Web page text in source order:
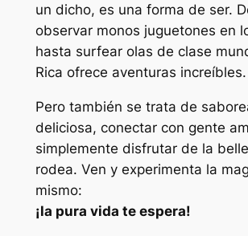
un dicho, es una forma de ser.
observar monos juguetones en
hasta surfear olas de clase
Rica ofrece aventuras increíbles.
Pero también se trata de
deliciosa, conectar con gente
simplemente disfrutar de la
rodea. Ven y experimenta la
mismo:
¡la pura vida te espera!